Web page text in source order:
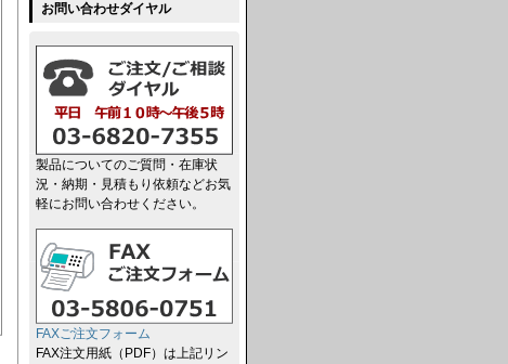
お問い合わせダイヤル
製品についてのご質問・在庫状
況・納期・見積もり依頼などお気
軽にお問い合わせください。
FAXご注文フォーム
FAX注文用紙（PDF）は上記リン